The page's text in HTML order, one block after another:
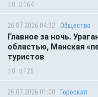
0 164
26.07.2026 04:32 Общество
Главное за ночь.
областью, Манская
туристов
0 126
26.07.2026 01:00 Гороскоп